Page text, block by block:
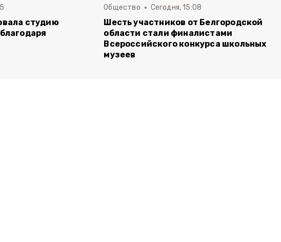
студию
Общество Сегодня, 15:08
Шесть участников от Белгородской
области стали финалистами
Всероссийского конкурса школьных
музеев